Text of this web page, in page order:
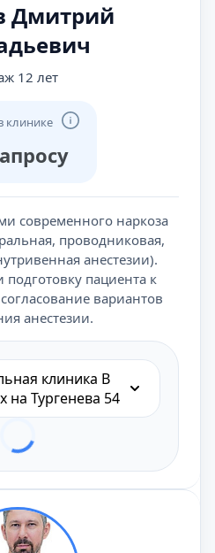
Дмитрий
12 лет
клинике
современного наркоза
проводниковая,
анестезии).
пациента к
вариантов
анестезии.
клиника В
на Тургенева 54